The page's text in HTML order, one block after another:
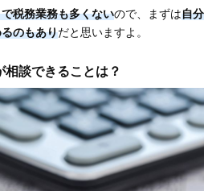
税務業務も多くないので、まずは自分
のもありだと思いますよ。
相談できることは？